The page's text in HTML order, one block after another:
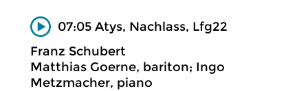
07:05 Atys, Nachlass, Lfg22
Franz Schubert
Matthias Goerne, bariton; Ingo
Metzmacher, piano